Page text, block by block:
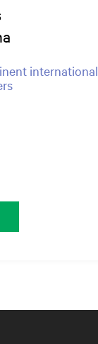
international